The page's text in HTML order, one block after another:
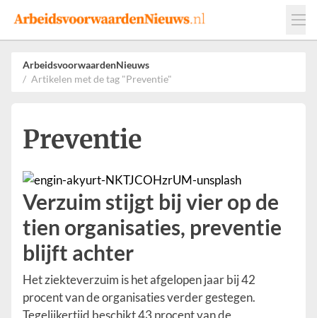
Events
Adverteren
Leveranciers
Werkgevers
ArbeidsvoorwaardenNieuws
Artikelen met de tag "Preventie"
Preventie
Verzuim stijgt bij vier op de
tien organisaties, preventie
blijft achter
Het ziekteverzuim is het afgelopen jaar bij 42
procent van de organisaties verder gestegen.
Tegelijkertijd beschikt 43 procent van de